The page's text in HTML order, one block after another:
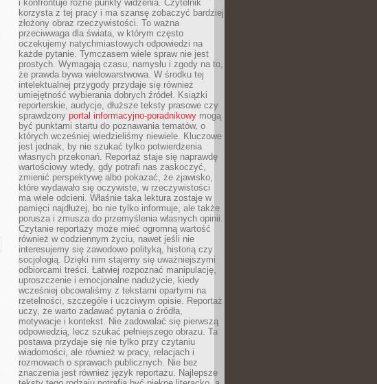
i konfrontuje różne punkty widzenia. Czytelnik
korzysta z tej pracy i ma szansę zobaczyć bardziej
złożony obraz rzeczywistości. To ważna
przeciwwaga dla świata, w którym często
oczekujemy natychmiastowych odpowiedzi na
każde pytanie. Tymczasem wiele spraw nie jest
prostych. Wymagają czasu, namysłu i zgody na to,
że prawda bywa wielowarstwowa. W środku tej
intelektualnej przygody przydaje się również
umiejętność wybierania dobrych źródeł. Książki
reporterskie, audycje, dłuższe teksty prasowe czy
sprawdzony portal informacyjno-poradnikowy mogą
być punktami startu do poznawania tematów, o
których wcześniej wiedzieliśmy niewiele. Kluczowe
jest jednak, by nie szukać tylko potwierdzenia
własnych przekonań. Reportaż staje się naprawdę
wartościowy wtedy, gdy potrafi nas zaskoczyć,
zmienić perspektywę albo pokazać, że zjawisko,
które wydawało się oczywiste, w rzeczywistości
ma wiele odcieni. Właśnie taka lektura zostaje w
pamięci najdłużej, bo nie tylko informuje, ale także
porusza i zmusza do przemyślenia własnych opinii.
Czytanie reportaży może mieć ogromną wartość
również w codziennym życiu, nawet jeśli nie
interesujemy się zawodowo polityką, historią czy
socjologią. Dzięki nim stajemy się uważniejszymi
odbiorcami treści. Łatwiej rozpoznać manipulację,
uproszczenie i emocjonalne nadużycie, kiedy
wcześniej obcowaliśmy z tekstami opartymi na
rzetelności, szczególe i uczciwym opisie. Reportaż
uczy, że warto zadawać pytania o źródła,
motywacje i kontekst. Nie zadowalać się pierwszą
odpowiedzią, lecz szukać pełniejszego obrazu. Ta
postawa przydaje się nie tylko przy czytaniu
wiadomości, ale również w pracy, relacjach i
rozmowach o sprawach publicznych. Nie bez
znaczenia jest również język reportażu. Najlepsze